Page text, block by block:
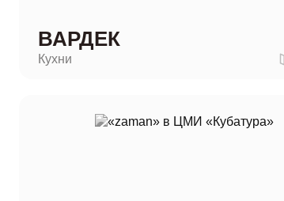
ВАРДЕК
Кухни